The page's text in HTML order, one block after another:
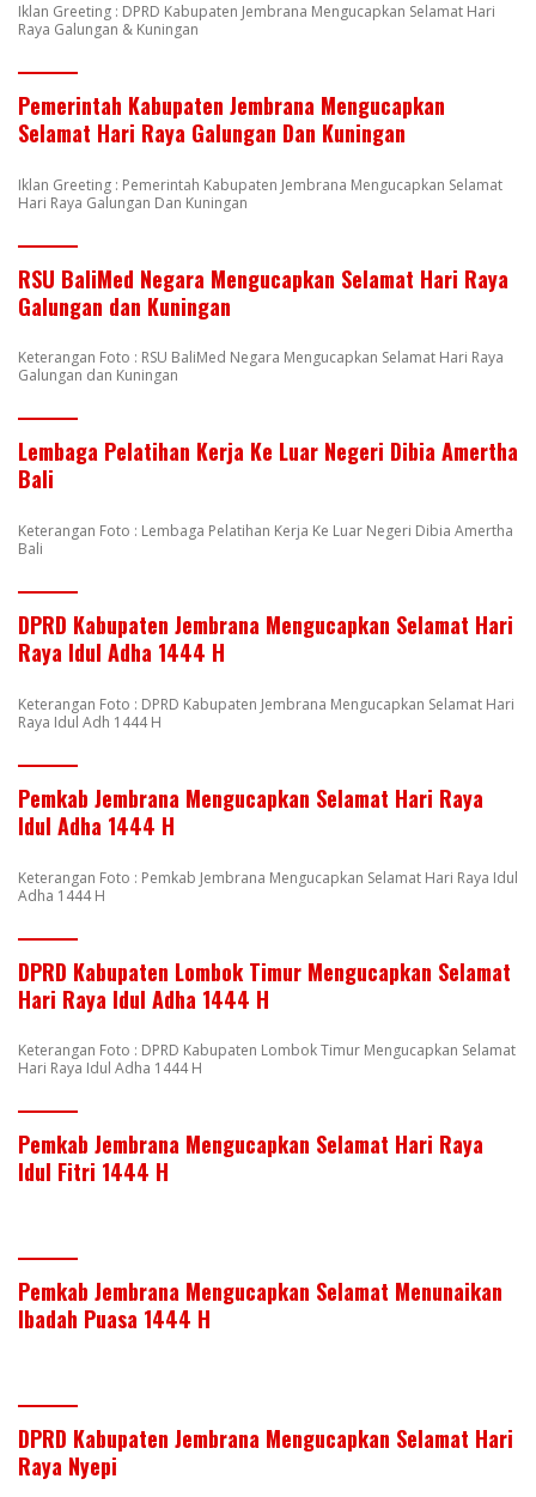
Iklan Greeting : DPRD Kabupaten Jembrana Mengucapkan Selamat Hari
Raya Galungan & Kuningan
Pemerintah Kabupaten Jembrana Mengucapkan
Selamat Hari Raya Galungan Dan Kuningan
Iklan Greeting : Pemerintah Kabupaten Jembrana Mengucapkan Selamat
Hari Raya Galungan Dan Kuningan
RSU BaliMed Negara Mengucapkan Selamat Hari Raya
Galungan dan Kuningan
Keterangan Foto : RSU BaliMed Negara Mengucapkan Selamat Hari Raya
Galungan dan Kuningan
Lembaga Pelatihan Kerja Ke Luar Negeri Dibia Amertha
Bali
Keterangan Foto : Lembaga Pelatihan Kerja Ke Luar Negeri Dibia Amertha
Bali
DPRD Kabupaten Jembrana Mengucapkan Selamat Hari
Raya Idul Adha 1444 H
Keterangan Foto : DPRD Kabupaten Jembrana Mengucapkan Selamat Hari
Raya Idul Adh 1444 H
Pemkab Jembrana Mengucapkan Selamat Hari Raya
Idul Adha 1444 H
Keterangan Foto : Pemkab Jembrana Mengucapkan Selamat Hari Raya Idul
Adha 1444 H
DPRD Kabupaten Lombok Timur Mengucapkan Selamat
Hari Raya Idul Adha 1444 H
Keterangan Foto : DPRD Kabupaten Lombok Timur Mengucapkan Selamat
Hari Raya Idul Adha 1444 H
Pemkab Jembrana Mengucapkan Selamat Hari Raya
Idul Fitri 1444 H
Pemkab Jembrana Mengucapkan Selamat Menunaikan
Ibadah Puasa 1444 H
DPRD Kabupaten Jembrana Mengucapkan Selamat Hari
Raya Nyepi